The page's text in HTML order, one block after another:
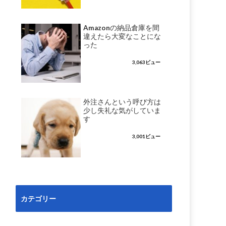
Amazonの納品倉庫を間
違えたら大変なことにな
った
3,063ビュー
外注さんという呼び方は
少し失礼な気がしていま
す
3,001ビュー
カテゴリー